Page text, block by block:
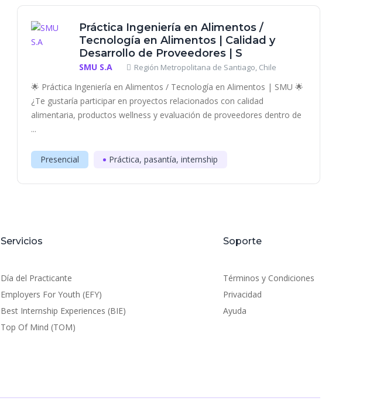
Práctica Ingeniería en Alimentos /
Tecnología en Alimentos | Calidad y
Desarrollo de Proveedores | S
SMU S.A Región Metropolitana de Santiago, Chile
🌟 Práctica Ingeniería en Alimentos / Tecnología en Alimentos | SMU 🌟
¿Te gustaría participar en proyectos relacionados con calidad
alimentaria, productos wellness y evaluación de proveedores dentro de
...
Presencial Práctica, pasantía, internship
Servicios
Día del Practicante
Employers For Youth (EFY)
Best Internship Experiences (BIE)
Top Of Mind (TOM)
Soporte
Términos y Condiciones
Privacidad
Ayuda